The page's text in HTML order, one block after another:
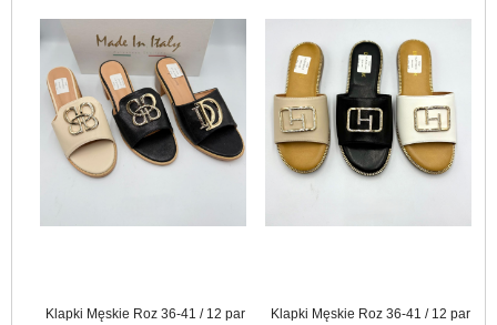
Klapki Męskie Roz 36-41 / 12 par Klapki Męskie Roz 36-41 / 12 par